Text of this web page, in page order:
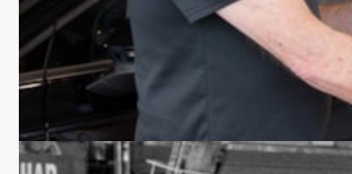
LHL-lodd ga bil i premie
– Jeg måtte nesten klype meg i armen, sier Hans Ove
Steinsgard fra Skjåk. 21. mai hentet han gevinsten etter at
han vant en bil i LHL-Lotteriet.